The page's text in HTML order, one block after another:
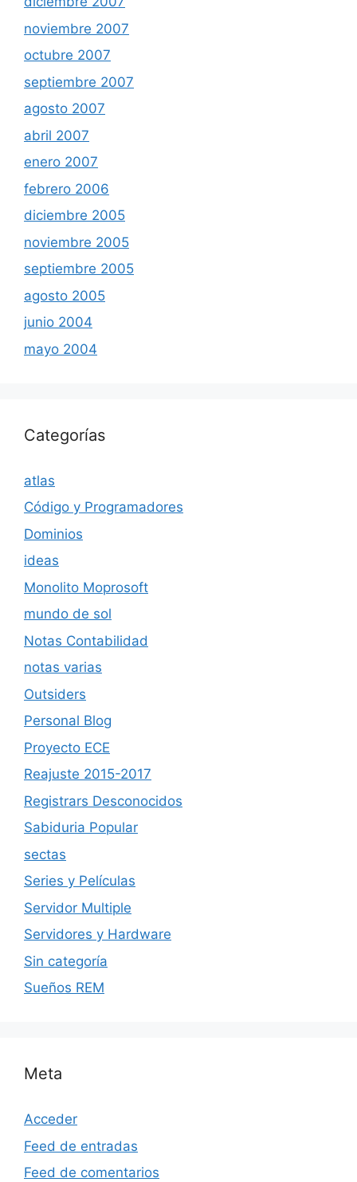
noviembre 2007
octubre 2007
septiembre 2007
agosto 2007
abril 2007
enero 2007
febrero 2006
diciembre 2005
noviembre 2005
septiembre 2005
agosto 2005
junio 2004
mayo 2004
Categorías
atlas
Código y Programadores
Dominios
ideas
Monolito Moprosoft
mundo de sol
Notas Contabilidad
notas varias
Outsiders
Personal Blog
Proyecto ECE
Reajuste 2015-2017
Registrars Desconocidos
Sabiduria Popular
sectas
Series y Películas
Servidor Multiple
Servidores y Hardware
Sin categoría
Sueños REM
Meta
Acceder
Feed de entradas
Feed de comentarios